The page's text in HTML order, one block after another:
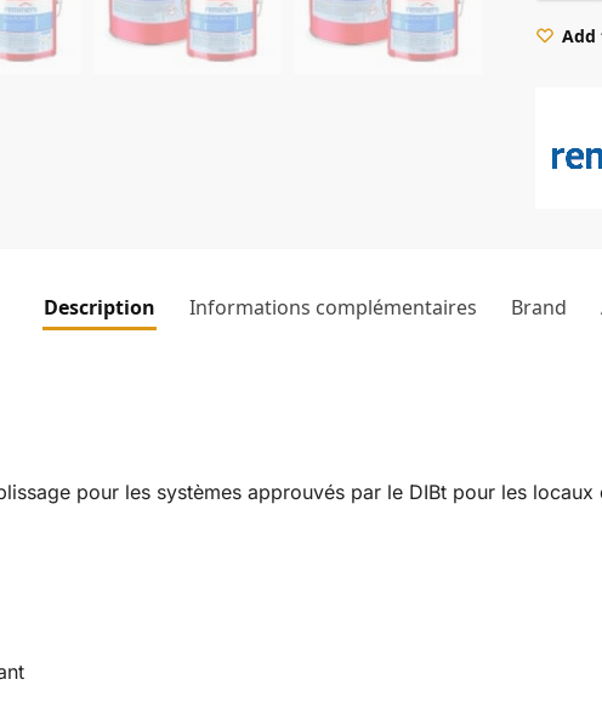
RAL
Add
Description Informations complémentaires Brand
pour les systèmes approuvés par le DIBt pour les